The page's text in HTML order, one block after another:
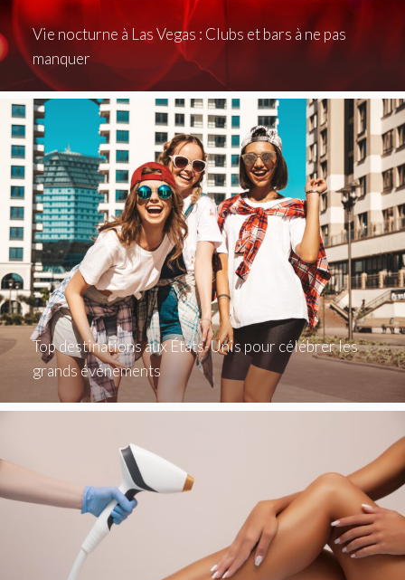
Vie nocturne à Las Vegas : Clubs et bars à ne pas
manquer
Top destinations aux États-Unis pour célébrer les
grands événements